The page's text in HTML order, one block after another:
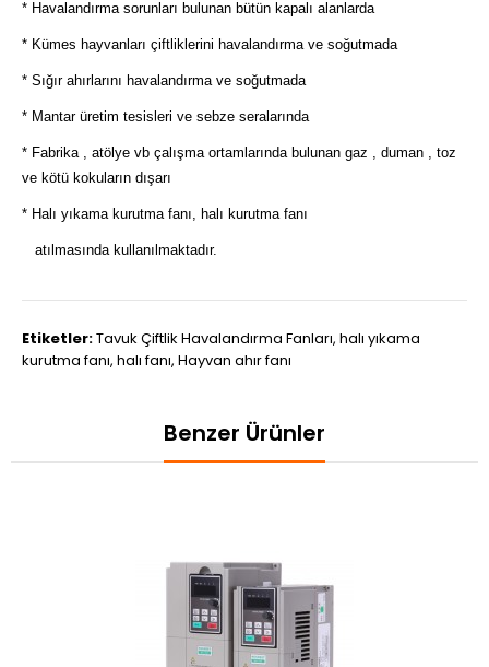
* Havalandırma sorunları bulunan bütün kapalı alanlarda
* Kümes hayvanları çiftliklerini havalandırma ve soğutmada
* Sığır ahırlarını havalandırma ve soğutmada
* Mantar üretim tesisleri ve sebze seralarında
* Fabrika , atölye vb çalışma ortamlarında bulunan gaz , duman , toz
ve kötü kokuların dışarı
* Halı yıkama kurutma fanı, halı kurutma fanı
atılmasında kullanılmaktadır.
Etiketler:Tavuk Çiftlik Havalandırma Fanları, halı yıkama
kurutma fanı, halı fanı, Hayvan ahır fanı
Benzer Ürünler